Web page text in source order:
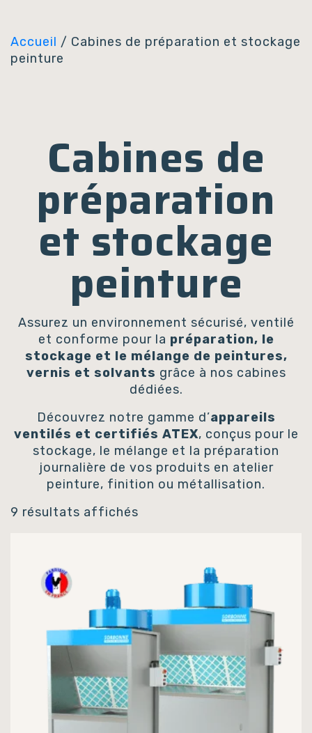
Accueil / Cabines de préparation et stockage
peinture
Cabines de
préparation
et stockage
peinture
Assurez un environnement sécurisé, ventilé
et conforme pour la préparation, le
stockage et le mélange de peintures,
vernis et solvants grâce à nos cabines
dédiées.
Découvrez notre gamme d’appareils
ventilés et certifiés ATEX, conçus pour le
stockage, le mélange et la préparation
journalière de vos produits en atelier
peinture, finition ou métallisation.
9 résultats affichés